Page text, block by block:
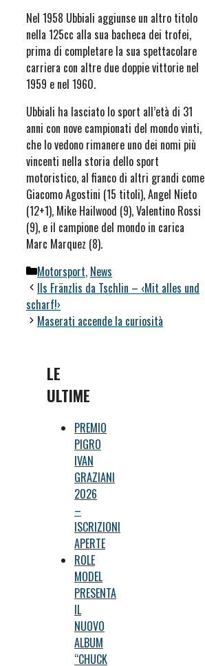
Nel 1958 Ubbiali aggiunse un altro titolo
nella 125cc alla sua bacheca dei trofei,
prima di completare la sua spettacolare
carriera con altre due doppie vittorie nel
1959 e nel 1960.
Ubbiali ha lasciato lo sport all’età di 31
anni con nove campionati del mondo vinti,
che lo vedono rimanere uno dei nomi più
vincenti nella storia dello sport
motoristico, al fianco di altri grandi come
Giacomo Agostini (15 titoli), Angel Nieto
(12+1), Mike Hailwood (9), Valentino Rossi
(9), e il campione del mondo in carica
Marc Marquez (8).
Categorie
Motorsport, News
Ils Fränzlis da Tschlin – ‹Mit alles und
scharf!›
Maserati accende la curiosità
LE
ULTIME
PREMIO
PIGRO
IVAN
GRAZIANI
2026
–
ISCRIZIONI
APERTE
ROLE
MODEL
PRESENTA
IL
NUOVO
ALBUM
“CHUCK